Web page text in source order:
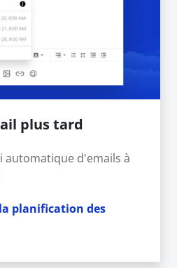
plus tard
automatique d'emails à
planification des